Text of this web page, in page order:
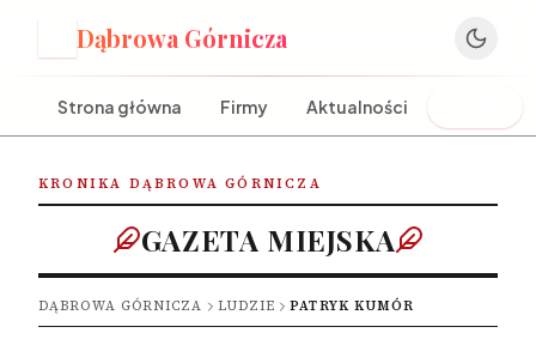
Dąbrowa Górnicza
Strona główna Firmy Aktualności
KRONIKA DĄBROWA GÓRNICZA
GAZETA MIEJSKA
DĄBROWA GÓRNICZA LUDZIE PATRYK KUMÓR